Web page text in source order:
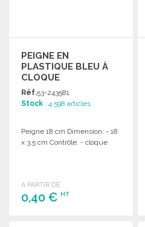
PEIGNE EN
PLASTIQUE BLEU À
CLOQUE
Réf.53-243581
Stock : 4 598 articles
Peigne 18 cm Dimension: - 18
x 3,5 cm Contrôle: - cloque
A PARTIR DE
0,40 € HT